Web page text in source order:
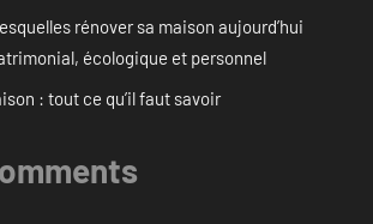
rénover sa maison aujourd’hui
écologique et personnel
: tout ce qu’il faut savoir